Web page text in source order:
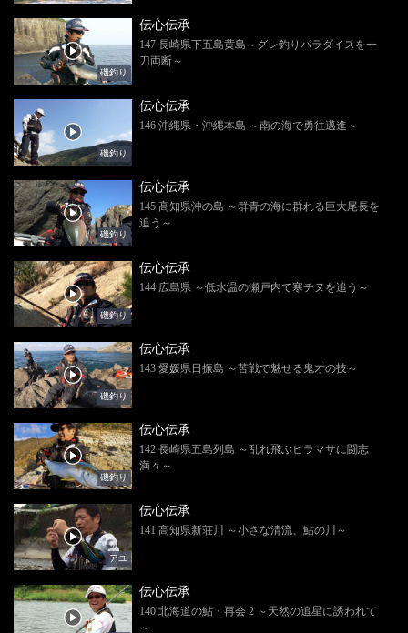
磯釣り
伝心伝承
147 長崎県下五島黄島～グレ釣りパラダイスを一
刀両断～
磯釣り
伝心伝承
146 沖縄県・沖縄本島 ～南の海で勇往邁進～
磯釣り
伝心伝承
145 高知県沖の島 ～群青の海に群れる巨大尾長を
追う～
磯釣り
伝心伝承
144 広島県 ～低水温の瀬戸内で寒チヌを追う～
磯釣り
伝心伝承
143 愛媛県日振島 ～苦戦で魅せる鬼才の技～
磯釣り
伝心伝承
142 長崎県五島列島 ～乱れ飛ぶヒラマサに闘志
満々～
アユ
伝心伝承
141 高知県新荘川 ～小さな清流、鮎の川～
伝心伝承
140 北海道の鮎・再会 2 ～天然の追星に誘われて
～